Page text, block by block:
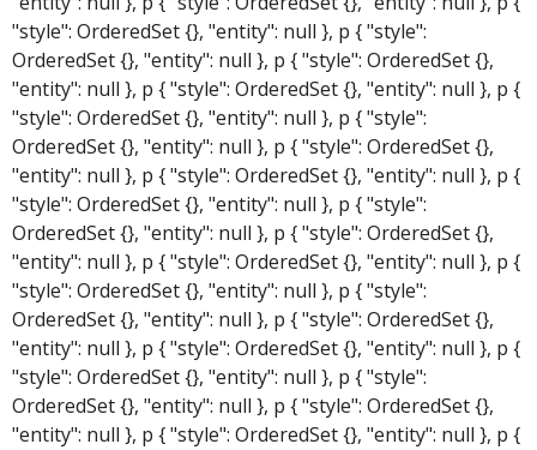
"style": OrderedSet {}, "entity": null }, p { "style":
OrderedSet {}, "entity": null }, p { "style": OrderedSet {},
"entity": null }, p { "style": OrderedSet {}, "entity": null }, p {
"style": OrderedSet {}, "entity": null }, p { "style":
OrderedSet {}, "entity": null }, p { "style": OrderedSet {},
"entity": null }, p { "style": OrderedSet {}, "entity": null }, p {
"style": OrderedSet {}, "entity": null }, p { "style":
OrderedSet {}, "entity": null }, p { "style": OrderedSet {},
"entity": null }, p { "style": OrderedSet {}, "entity": null }, p {
"style": OrderedSet {}, "entity": null }, p { "style":
OrderedSet {}, "entity": null }, p { "style": OrderedSet {},
"entity": null }, p { "style": OrderedSet {}, "entity": null }, p {
"style": OrderedSet {}, "entity": null }, p { "style":
OrderedSet {}, "entity": null }, p { "style": OrderedSet {},
"entity": null }, p { "style": OrderedSet {}, "entity": null }, p {